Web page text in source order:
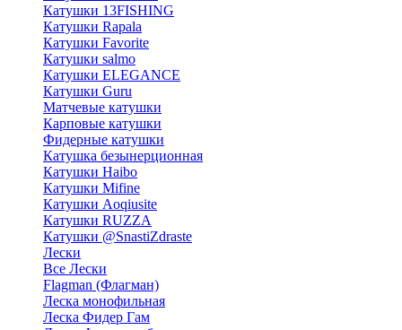
Катушки 13FISHING
Катушки Rapala
Катушки Favorite
Катушки salmo
Катушки ELEGANCE
Катушки Guru
Матчевые катушки
Карповые катушки
Фидерные катушки
Катушка безынерционная
Катушки Haibo
Катушки Mifine
Катушки Aoqiusite
Катушки RUZZA
Катушки @SnastiZdraste
Лески
Все Лески
Flagman (Флагман)
Леска монофильная
Леска Фидер Гам